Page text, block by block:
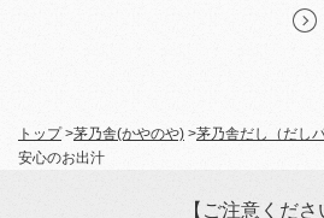
トップ>茅乃舎(かやのや) >茅乃舎だし（だしパ
安心のお出汁
【ご注意くださ